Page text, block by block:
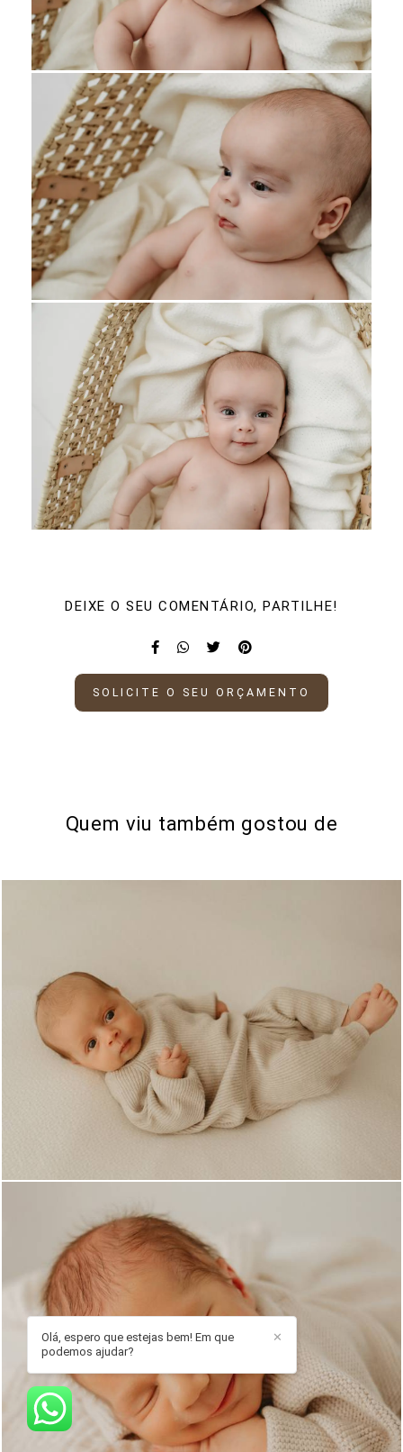
DEIXE O SEU COMENTÁRIO, PARTILHE!
SOLICITE O SEU ORÇAMENTO
Quem viu também gostou de
1071
✕
Olá, espero que estejas bem! Em que
podemos ajudar?